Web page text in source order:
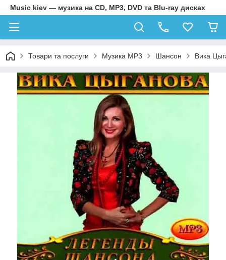
Music kiev — музика на CD, MP3, DVD та Blu-ray дисках
Товари та послуги Музика MP3 Шансон Вика